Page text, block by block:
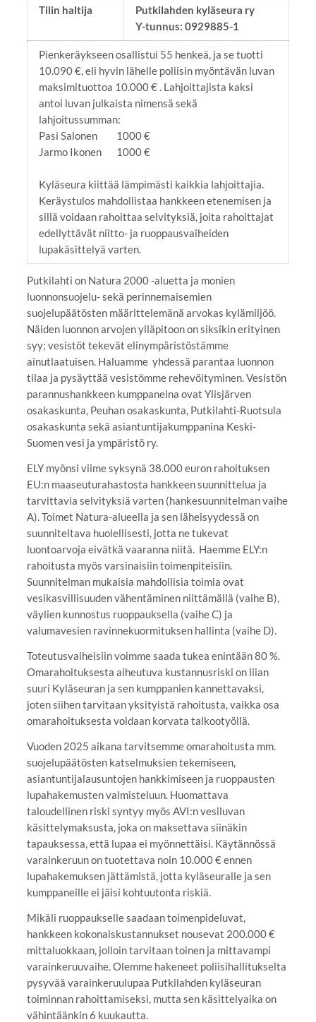
Tilin haltija
Putkilahden kyläseura ry
Y-tunnus: 0929885-1
Pienkeräykseen osallistui 55 henkeä, ja se tuotti
10.090 €, eli hyvin lähelle poliisin myöntävän luvan
maksimituottoa 10.000 € . Lahjoittajista kaksi
antoi luvan julkaista nimensä sekä
lahjoitussumman:
Pasi Salonen 1000 €
Jarmo Ikonen 1000 €
Kyläseura kiittää lämpimästi kaikkia lahjoittajia.
Keräystulos mahdollistaa hankkeen etenemisen ja
sillä voidaan rahoittaa selvityksiä, joita rahoittajat
edellyttävät niitto- ja ruoppausvaiheiden
lupakäsittelyä varten.
Putkilahti on Natura 2000 -aluetta ja monien
luonnonsuojelu- sekä perinnemaisemien
suojelupäätösten määrittelemänä arvokas kylämiljöö.
Näiden luonnon arvojen ylläpitoon on siksikin erityinen
syy; vesistöt tekevät elinympäristöstämme
ainutlaatuisen. Haluamme yhdessä parantaa luonnon
tilaa ja pysäyttää vesistömme rehevöityminen. Vesistön
parannushankkeen kumppaneina ovat Ylisjärven
osakaskunta, Peuhan osakaskunta, Putkilahti-Ruotsula
osakaskunta sekä asiantuntijakumppanina Keski-
Suomen vesi ja ympäristö ry.
ELY myönsi viime syksynä 38.000 euron rahoituksen
EU:n maaseuturahastosta hankkeen suunnittelua ja
tarvittavia selvityksiä varten (hankesuunnitelman vaihe
A). Toimet Natura-alueella ja sen läheisyydessä on
suunniteltava huolellisesti, jotta ne tukevat
luontoarvoja eivätkä vaaranna niitä. Haemme ELY:n
rahoitusta myös varsinaisiin toimenpiteisiin.
Suunnitelman mukaisia mahdollisia toimia ovat
vesikasvillisuuden vähentäminen niittämällä (vaihe B),
väylien kunnostus ruoppauksella (vaihe C) ja
valumavesien ravinnekuormituksen hallinta (vaihe D).
Toteutusvaiheisiin voimme saada tukea enintään 80 %.
Omarahoituksesta aiheutuva kustannusriski on liian
suuri Kyläseuran ja sen kumppanien kannettavaksi,
joten siihen tarvitaan yksityistä rahoitusta, vaikka osa
omarahoituksesta voidaan korvata talkootyöllä.
Vuoden 2025 aikana tarvitsemme omarahoitusta mm.
suojelupäätösten katselmuksien tekemiseen,
asiantuntijalausuntojen hankkimiseen ja ruoppausten
lupahakemusten valmisteluun. Huomattava
taloudellinen riski syntyy myös AVI:n vesiluvan
käsittelymaksusta, joka on maksettava siinäkin
tapauksessa, että lupaa ei myönnettäisi. Käytännössä
varainkeruun on tuotettava noin 10.000 € ennen
lupahakemuksen jättämistä, jotta kyläseuralle ja sen
kumppaneille ei jäisi kohtuutonta riskiä.
Mikäli ruoppaukselle saadaan toimenpideluvat,
hankkeen kokonaiskustannukset nousevat 200.000 €
mittaluokkaan, jolloin tarvitaan toinen ja mittavampi
varainkeruuvaihe. Olemme hakeneet poliisihallitukselta
pysyvää varainkeruulupaa Putkilahden kyläseuran
toiminnan rahoittamiseksi, mutta sen käsittelyaika on
vähintäänkin 6 kuukautta.